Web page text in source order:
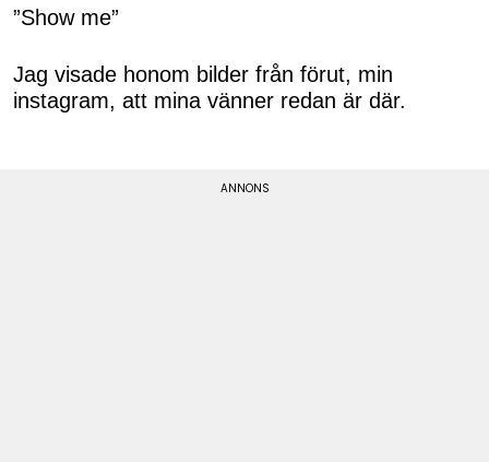
”Show me”
Jag visade honom bilder från förut, min
instagram, att mina vänner redan är där.